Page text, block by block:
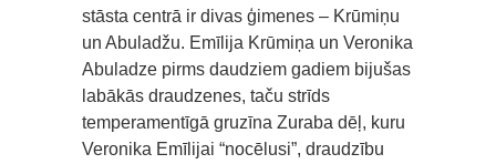
stāsta centrā ir divas ģimenes – Krūmiņu
un Abuladžu. Emīlija Krūmiņa un Veronika
Abuladze pirms daudziem gadiem bijušas
labākās draudzenes, taču strīds
temperamentīgā gruzīna Zuraba dēļ, kuru
Veronika Emīlijai “nocēlusi”, draudzību